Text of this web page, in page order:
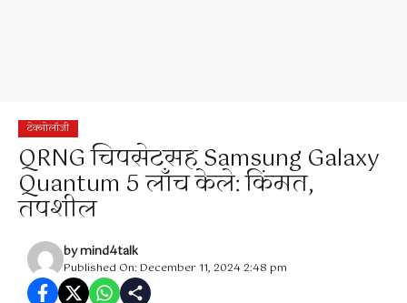
टेक्नोलॉजी
QRNG चिपसेटसह Samsung Galaxy
Quantum 5 लाँच केले: किंमत,
तपशील
bymind4talk
Published On: December 11, 2024 2:48 pm